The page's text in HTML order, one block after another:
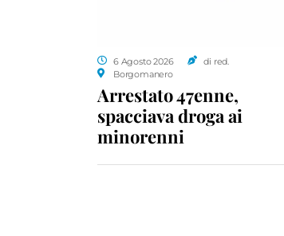
6 Agosto 2026
di red.
Borgomanero
Arrestato 47enne,
spacciava droga ai
minorenni